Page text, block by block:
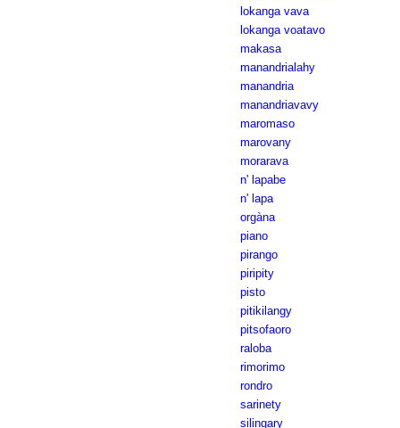
lokanga vava
lokanga voatavo
makasa
manandrialahy
manandria
manandriavavy
maromaso
marovany
morarava
n' lapabe
n' lapa
orgàna
piano
pirango
piripity
pisto
pitikilangy
pitsofaoro
raloba
rimorimo
rondro
sarinety
silingary